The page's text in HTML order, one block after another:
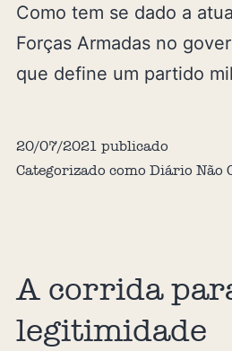
Como tem se dado a
Forças Armadas no
que define um partido
20/07/2021 publicado
Categorizado como Diário Não
A corrida
legitimidade